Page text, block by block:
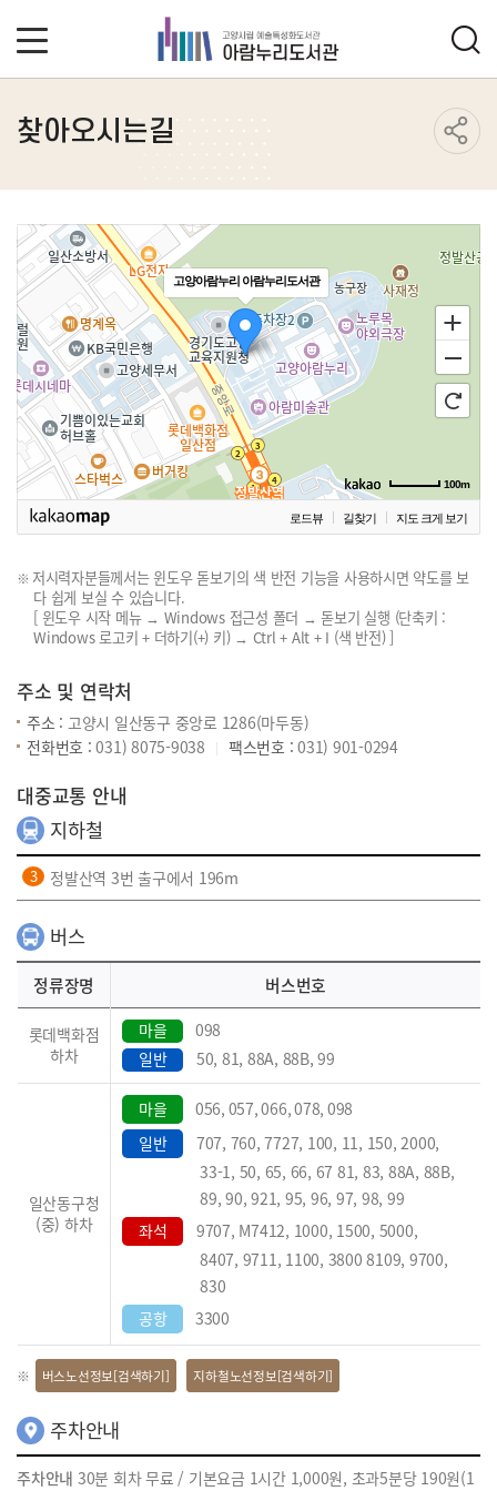
찾아오시는길
고양아람누리 아람누리도서관
100m
로드뷰 길찾기 지도 크게 보기
저시력자분들께서는 윈도우 돋보기의 색 반전 기능을 사용하시면 약도를 보
다 쉽게 보실 수 있습니다.
[ 윈도우 시작 메뉴 → Windows 접근성 폴더 → 돋보기 실행 (단축키 :
Windows 로고키 + 더하기(+) 키) → Ctrl + Alt + I (색 반전) ]
주소 및 연락처
주소 : 고양시 일산동구 중앙로 1286(마두동)
전화번호 :031) 8075-9038 팩스번호 : 031) 901-0294
대중교통 안내
지하철
정발산역 3번 출구에서 196m
버스
정류장명 버스번호
롯데백화점
하차
마을
098
일반
50, 81, 88A, 88B, 99
일산동구청
(중) 하차
마을
056, 057, 066, 078, 098
일반
707, 760, 7727, 100, 11, 150, 2000,
33-1, 50, 65, 66, 67 81, 83, 88A, 88B,
89, 90, 921, 95, 96, 97, 98, 99
좌석
9707, M7412, 1000, 1500, 5000,
8407, 9711, 1100, 3800 8109, 9700,
830
공항
3300
버스노선정보[검색하기] 지하철노선정보[검색하기]
주차안내
주차안내 30분 회차 무료 / 기본요금 1시간 1,000원, 초과5분당 190원(1